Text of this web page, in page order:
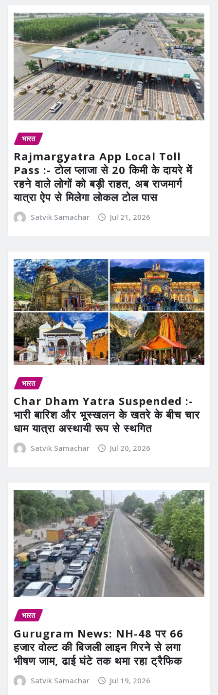
भारत
Rajmargyatra App Local Toll
Pass :- टोल प्लाजा से 20 किमी के दायरे में
रहने वाले लोगों को बड़ी राहत, अब राजमार्ग
यात्रा ऐप से मिलेगा लोकल टोल पास
Satvik Samachar Jul 21, 2026
भारत
Char Dham Yatra Suspended :-
भारी बारिश और भूस्खलन के खतरे के बीच चार
धाम यात्रा अस्थायी रूप से स्थगित
Satvik Samachar Jul 20, 2026
भारत
Gurugram News: NH-48 पर 66
हजार वोल्ट की बिजली लाइन गिरने से लगा
भीषण जाम, ढाई घंटे तक थमा रहा ट्रैफिक
Satvik Samachar Jul 19, 2026